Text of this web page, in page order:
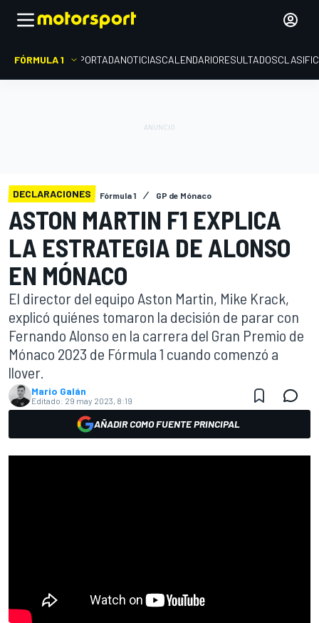
FÓRMULA 1 PORTADANOTICIASCALENDARIORESULTADOS
DECLARACIONES Fórmula 1 GP de Mónaco
ASTON MARTIN F1 EXPLICA
LA ESTRATEGIA DE ALONSO
EN MÓNACO
El director del equipo Aston Martin, Mike Krack,
explicó quiénes tomaron la decisión de parar con
Fernando Alonso en la carrera del Gran Premio de
Mónaco 2023 de Fórmula 1 cuando comenzó a
llover.
Mario Galán
Editado: 29 may 2023, 8:19
AÑADIR COMO FUENTE PRINCIPAL